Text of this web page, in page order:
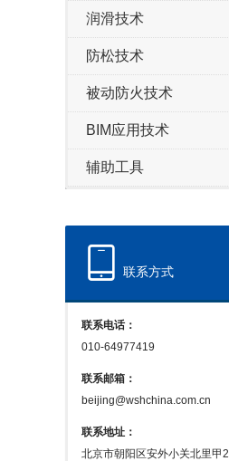
润滑技术
防松技术
被动防火技术
BIM应用技术
辅助工具
联系方式
联系电话：
010-64977419
联系邮箱：
beijing@wshchina.com.cn
联系地址：
北京市朝阳区安外小关北里甲